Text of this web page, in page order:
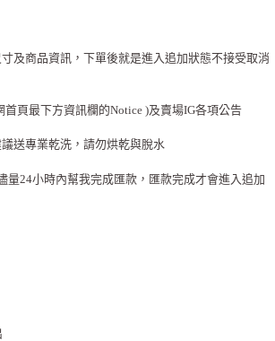
及商品資訊，下單後就是進入追加狀態不接受取消
頁最下方資訊欄的Notice )及賣場IG各項公告
送專業乾洗，請勿烘乾與脫水
量24小時內幫我完成匯款，匯款完成才會進入追加